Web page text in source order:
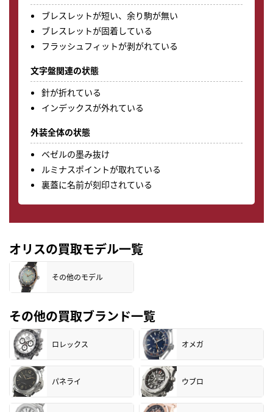
ブレスレットが短い、余り駒が無い
ブレスレットが固着している
フラッシュフィットが剥がれている
文字盤関連の状態
針が折れている
インデックスが外れている
外装全体の状態
ベゼルの墨み抜け
ルミナスポイントが取れている
裏蓋に名前が刻印されている
オリスの買取モデル一覧
その他のモデル
その他の買取ブランド一覧
ロレックス オメガ
パネライ ウブロ